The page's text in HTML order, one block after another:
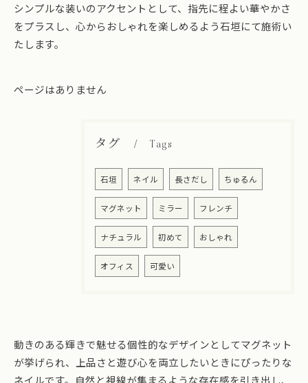
シンプルな装いのアクセントとして、指先に程よい華やかさ
をプラスし、心からおしゃれを楽しめるよう石垣にて施術い
たします。
ページはありません
タグ Tags
石垣 ネイル 長さだし ちゅるん
マグネット ミラー フレンチ
ナチュラル 初めて おしゃれ
オフィス 可愛い
動きのある輝きで魅せる個性的なデザインとしてマグネット
が挙げられ、上品さと遊び心を両立したいときにぴったりな
ネイルです。自然と視線が集まるような存在感を引き出し、